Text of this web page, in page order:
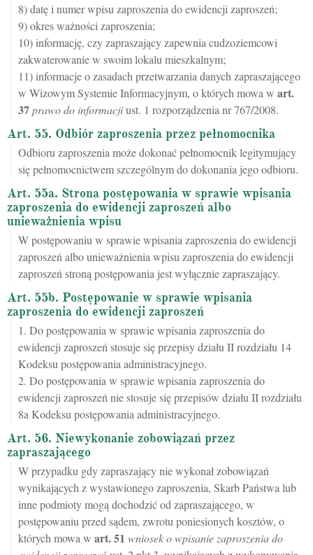
8) datę i numer wpisu zaproszenia do ewidencji zaproszeń;
9) okres ważności zaproszenia;
10) informację, czy zapraszający zapewnia cudzoziemcowi
zakwaterowanie w swoim lokalu mieszkalnym;
11) informacje o zasadach przetwarzania danych zapraszającego
w Wizowym Systemie Informacyjnym, o których mowa w art.
37prawo do informacjiust. 1 rozporządzenia nr 767/2008.
Art. 55. Odbiór zaproszenia przez pełnomocnika
Odbioru zaproszenia może dokonać pełnomocnik legitymujący
się pełnomocnictwem szczególnym do dokonania jego odbioru.
Art. 55a. Strona postępowania w sprawie wpisania
zaproszenia do ewidencji zaproszeń albo
unieważnienia wpisu
W postępowaniu w sprawie wpisania zaproszenia do ewidencji
zaproszeń albo unieważnienia wpisu zaproszenia do ewidencji
zaproszeń stroną postępowania jest wyłącznie zapraszający.
Art. 55b. Postępowanie w sprawie wpisania
zaproszenia do ewidencji zaproszeń
1. Do postępowania w sprawie wpisania zaproszenia do
ewidencji zaproszeń stosuje się przepisy działu II rozdziału 14
Kodeksu postępowania administracyjnego.
2. Do postępowania w sprawie wpisania zaproszenia do
ewidencji zaproszeń nie stosuje się przepisów działu II rozdziału
8a Kodeksu postępowania administracyjnego.
Art. 56. Niewykonanie zobowiązań przez
zapraszającego
W przypadku gdy zapraszający nie wykonał zobowiązań
wynikających z wystawionego zaproszenia, Skarb Państwa lub
inne podmioty mogą dochodzić od zapraszającego, w
postępowaniu przed sądem, zwrotu poniesionych kosztów, o
których mowa w art.51 wniosek o wpisanie zaproszenia do